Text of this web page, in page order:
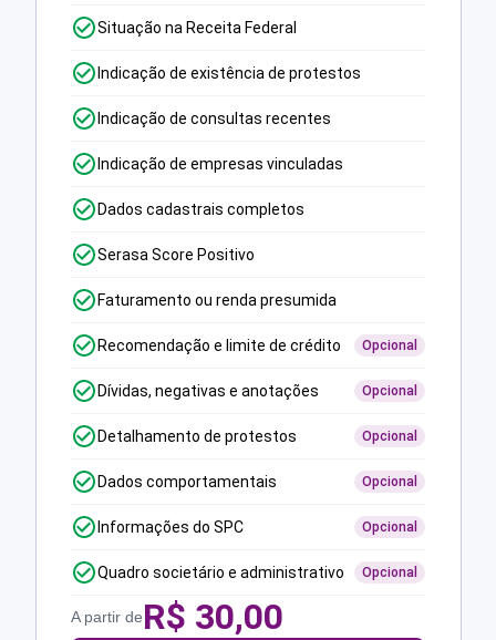
Situação na Receita Federal
Indicação de existência de protestos
Indicação de consultas recentes
Indicação de empresas vinculadas
Dados cadastrais completos
Serasa Score Positivo
Faturamento ou renda presumida
Recomendação e limite de crédito Opcional
Dívidas, negativas e anotações Opcional
Detalhamento de protestos Opcional
Dados comportamentais Opcional
Informações do SPC Opcional
Quadro societário e administrativo Opcional
A partir deR$ 30,00